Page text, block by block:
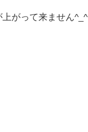
がって来ません^_^